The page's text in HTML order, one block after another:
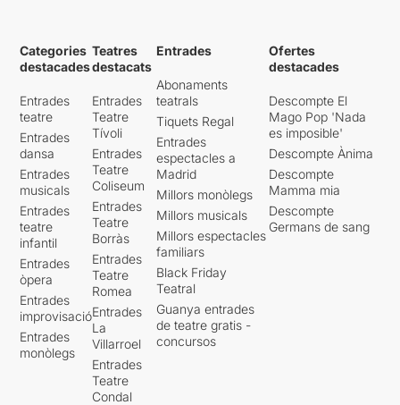
Categories
destacades
Entrades
teatre
Entrades
dansa
Entrades
musicals
Entrades
teatre
infantil
Entrades
òpera
Entrades
improvisació
Entrades
monòlegs
Teatres
destacats
Entrades
Teatre
Tívoli
Entrades
Teatre
Coliseum
Entrades
Teatre
Borràs
Entrades
Teatre
Romea
Entrades
La
Villarroel
Entrades
Teatre
Condal
Entrades
Abonaments
teatrals
Tiquets Regal
Entrades
espectacles a
Madrid
Millors monòlegs
Millors musicals
Millors espectacles
familiars
Black Friday
Teatral
Guanya entrades
de teatre gratis -
concursos
Ofertes
destacades
Descompte El
Mago Pop 'Nada
es imposible'
Descompte Ànima
Descompte
Mamma mia
Descompte
Germans de sang